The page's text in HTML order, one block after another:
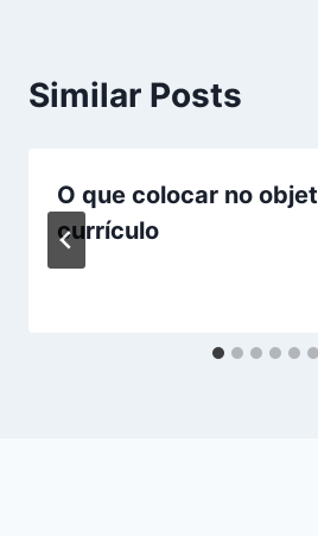
Similar Posts
O que colocar no
currículo